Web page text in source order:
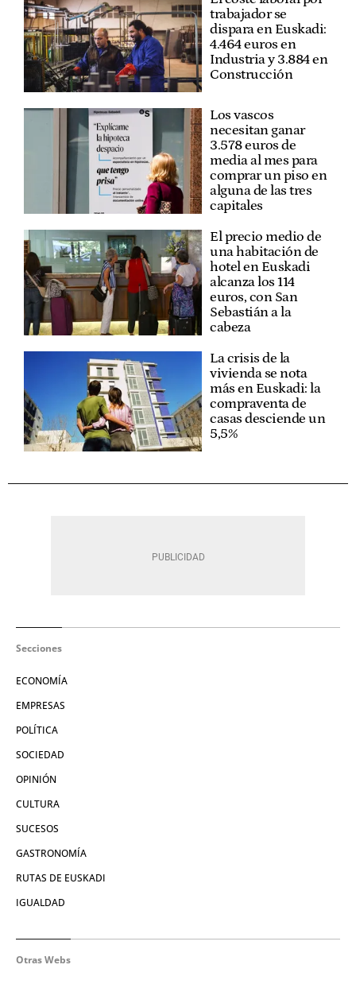
trabajador se
dispara en Euskadi:
4.464 euros en
Industria y 3.884 en
Construcción
Los vascos
necesitan ganar
3.578 euros de
media al mes para
comprar un piso en
alguna de las tres
capitales
El precio medio de
una habitación de
hotel en Euskadi
alcanza los 114
euros, con San
Sebastián a la
cabeza
La crisis de la
vivienda se nota
más en Euskadi: la
compraventa de
casas desciende un
5,5%
Secciones
ECONOMÍA
EMPRESAS
POLÍTICA
SOCIEDAD
OPINIÓN
CULTURA
SUCESOS
GASTRONOMÍA
RUTAS DE EUSKADI
IGUALDAD
Otras Webs